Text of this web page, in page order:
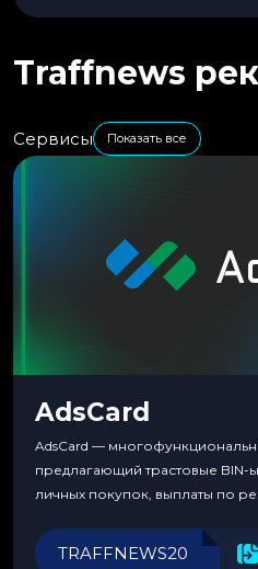
Traffnews
Сервисы Показать все
AdsCard
AdsCard —
предлагающий трастовые BIN-
личных покупок, выплаты по
инструменты для управления
TRAFFNEWS20